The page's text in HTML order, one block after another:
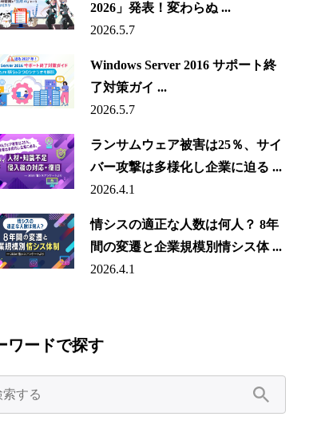
2026」発表！変わらぬ ...
2026.5.7
Windows Server 2016 サポート終
了対策ガイ ...
2026.5.7
ランサムウェア被害は25％、サイ
バー攻撃は多様化し企業に迫る ...
2026.4.1
情シスの適正な人数は何人？ 8年
間の変遷と企業規模別情シス体 ...
2026.4.1
ワードで探す